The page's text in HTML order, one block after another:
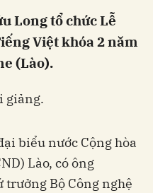
Long tổ chức Lễ
Việt khóa 2 năm
(Lào).
biểu nước Cộng hòa
Lào, có ông
Bộ Công nghệ
Gửi